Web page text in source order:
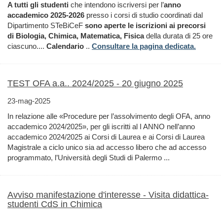
A tutti gli studenti che intendono iscriversi per l’anno
accademico 2025-2026 presso i corsi di studio coordinati dal
Dipartimento STeBiCeF sono aperte le iscrizioni ai precorsi
di Biologia, Chimica, Matematica, Fisicadella durata di 25 ore
ciascuno.... Calendario .. Consultare la pagina dedicata.
TEST OFA a.a.. 2024/2025 - 20 giugno 2025
23-mag-2025
In relazione alle «Procedure per l’assolvimento degli OFA, anno
accademico 2024/2025», per gli iscritti al I ANNO nell’anno
accademico 2024/2025 ai Corsi di Laurea e ai Corsi di Laurea
Magistrale a ciclo unico sia ad accesso libero che ad accesso
programmato, l’Università degli Studi di Palermo ...
Avviso manifestazione d'interesse - Visita didattica-
studenti CdS in Chimica